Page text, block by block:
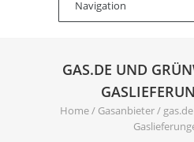
GAS.DE UND
Home/ Gasanbieter/